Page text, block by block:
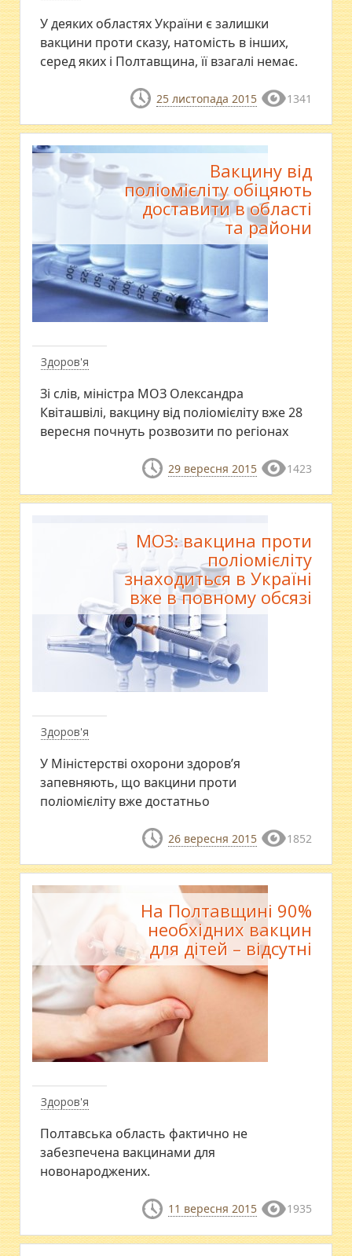
У деяких областях України є залишки
вакцини проти сказу, натомість в інших,
серед яких і Полтавщина, її взагалі немає.
25 листопада 2015 1341
Здоров'я
Вакцину від
поліомієліту обіцяють
доставити в області
та райони
Зі слів, міністра МОЗ Олександра
Квіташвілі, вакцину від поліомієліту вже 28
вересня почнуть розвозити по регіонах
29 вересня 2015 1423
Здоров'я
МОЗ: вакцина проти
поліомієліту
знаходиться в Україні
вже в повному обсязі
У Міністерстві охорони здоров’я
запевняють, що вакцини проти
поліомієліту вже достатньо
26 вересня 2015 1852
Здоров'я
На Полтавщині 90%
необхідних вакцин
для дітей – відсутні
Полтавська область фактично не
забезпечена вакцинами для
новонароджених.
11 вересня 2015 1935